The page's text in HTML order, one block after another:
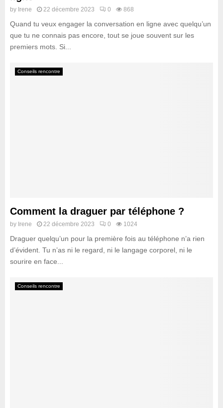
by Irene 22 décembre 2023 0 868
Quand tu veux engager la conversation en ligne avec quelqu’un
que tu ne connais pas encore, tout se joue souvent sur les
premiers mots. Si...
Conseils rencontre
Comment la draguer par téléphone ?
by Irene 22 décembre 2023 0 1024
Draguer quelqu’un pour la première fois au téléphone n’a rien
d’évident. Tu n’as ni le regard, ni le langage corporel, ni le
sourire en face...
Conseils rencontre